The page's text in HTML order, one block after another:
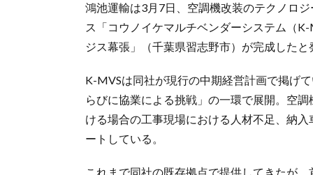
鴻池運輸は3月7日、空調機改装のテクノロ
ス「コウノイケマルチベンダーシステム（
ジス幕張」（千葉県習志野市）が完成した
K-MVSは同社が現行の中期経営計画で掲げ
らびに協業による挑戦」の一環で展開。空
ける場合の工事現場における⼈材不足、納
ートしている。
これまで同社の既存拠点で提供してきたが